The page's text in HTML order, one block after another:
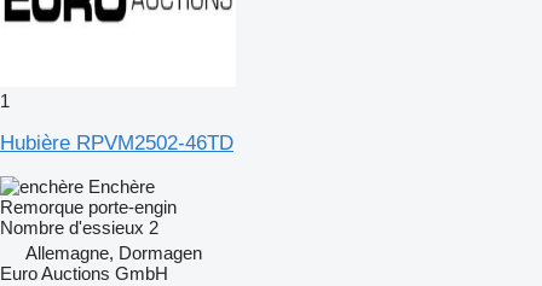
1
Hubière RPVM2502-46TD
Enchère
Remorque porte-engin
Nombre d'essieux 2
Allemagne, Dormagen
Euro Auctions GmbH